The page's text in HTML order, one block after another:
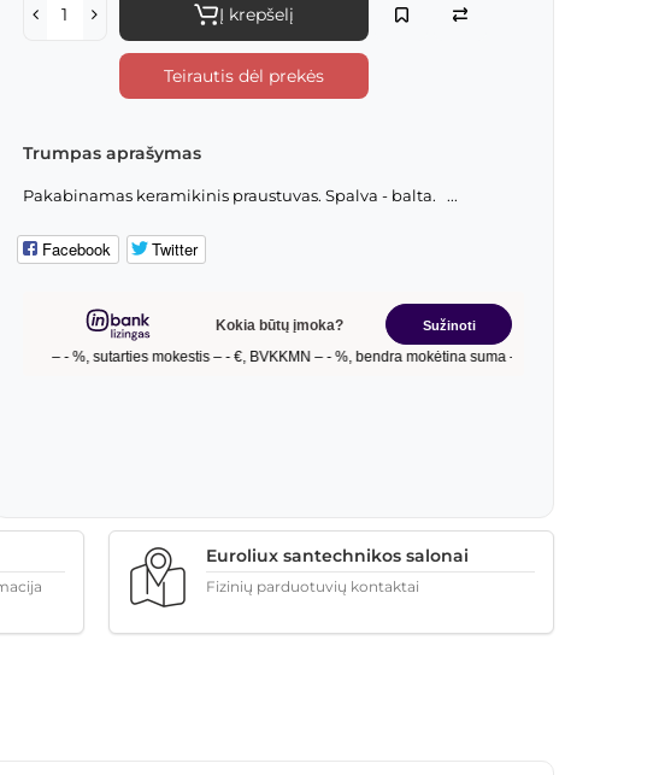
Į krepšelį
Teirautis dėl prekės
Trumpas aprašymas
Pakabinamas keramikinis praustuvas. Spalva - balta. ...
Facebook Twitter
Euroliux santechnikos salonai
Fizinių parduotuvių kontaktai